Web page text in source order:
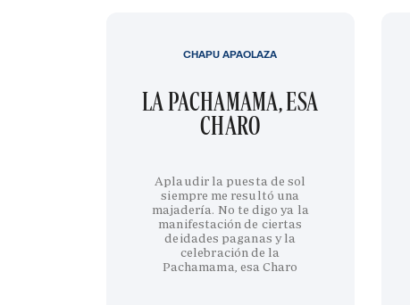
LA PACHAMAMA, ESA
CHARO
Aplaudir la puesta de sol
siempre me resultó una
majadería. No te digo ya la
manifestación de ciertas
deidades paganas y la
celebración de la
Pachamama, esa Charo
CHAPU APAOLAZA